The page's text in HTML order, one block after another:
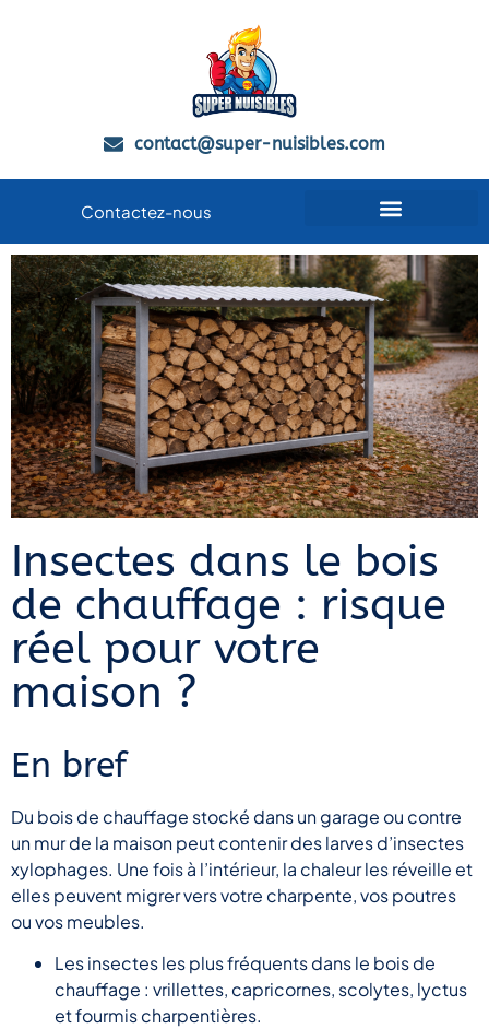
contact@super-nuisibles.com
Contactez-nous
Insectes dans le bois
de chauffage : risque
réel pour votre
maison ?
En bref
Du bois de chauffage stocké dans un garage ou contre
un mur de la maison peut contenir des larves d’insectes
xylophages. Une fois à l’intérieur, la chaleur les réveille et
elles peuvent migrer vers votre charpente, vos poutres
ou vos meubles.
Les insectes les plus fréquents dans le bois de
chauffage : vrillettes, capricornes, scolytes, lyctus
et fourmis charpentières.